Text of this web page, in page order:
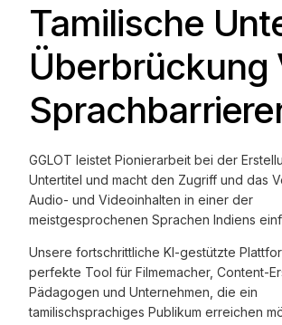
Tamilische
Überbrückung
GGLOT leistet Pionierarbeit bei der
Untertitel und macht den Zugriff und das
Audio- und Videoinhalten in einer der
meistgesprochenen Sprachen Indiens
Unsere fortschrittliche KI-gestützte
perfekte Tool für Filmemacher, Content-
Pädagogen und Unternehmen, die ein
tamilischsprachiges Publikum erreichen